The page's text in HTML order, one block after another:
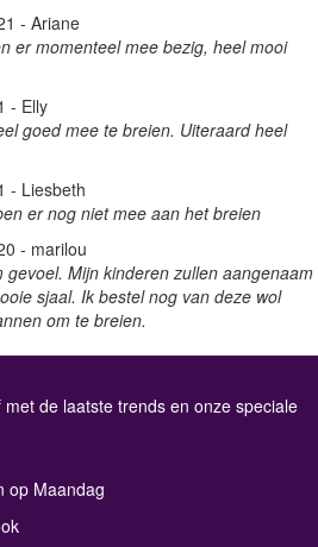
- Ariane
er momenteel mee bezig, heel mooi
- Elly
goed mee te breien. Uiteraard heel
- Liesbeth
er nog niet mee aan het breien
- marilou
gevoel. Mijn kinderen zullen aangenaam
sjaal. Ik bestel nog van deze wol
om te breien.
de laatste trends en onze speciale
op Maandag